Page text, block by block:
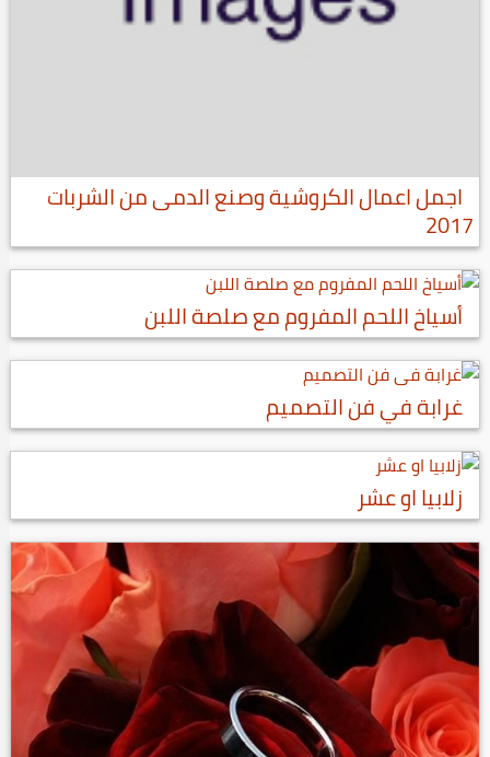
اجمل اعمال الكروشية وصنع الدمى من الشربات
2017
أسياخ اللحم المفروم مع صلصة اللبن
غرابة في فن التصميم
زلابيا او عشر